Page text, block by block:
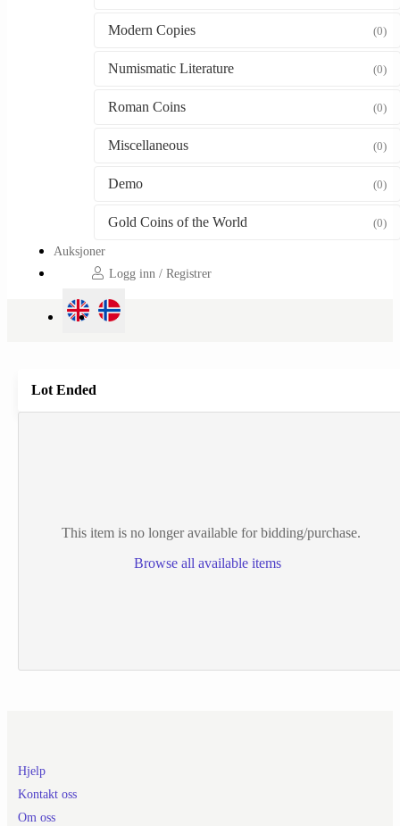
Modern Copies (0)
Numismatic Literature (0)
Roman Coins (0)
Miscellaneous (0)
Demo (0)
Gold Coins of the World (0)
Auksjoner
Logg inn / Registrer
Lot Ended
This item is no longer available for bidding/purchase.
Browse all available items
Hjelp
Kontakt oss
Om oss